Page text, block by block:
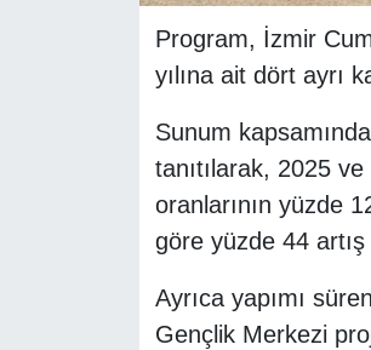
Program, İzmir
yılına ait dört ayrı
Sunum
tanıtılarak, 2025
oranlarının yüzde
göre yüzde 44
Ayrıca yapımı
Gençlik Merkezi